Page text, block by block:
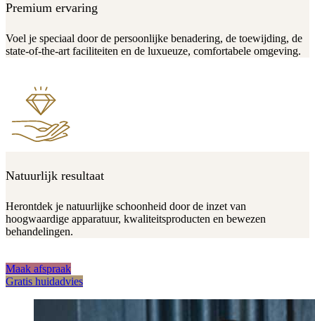
Premium ervaring
Voel je speciaal door de persoonlijke benadering, de toewijding, de
state-of-the-art faciliteiten en de luxueuze, comfortabele omgeving.
Natuurlijk resultaat
Herontdek je natuurlijke schoonheid door de inzet van
hoogwaardige apparatuur, kwaliteitsproducten en bewezen
behandelingen.
Maak afspraak
Gratis huidadvies